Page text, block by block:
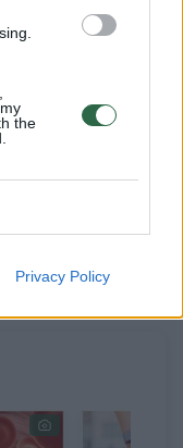
the
Privacy Policy
kad problema
lygis
l, vyrams –
yra 15–
l. Vis dėlto,
gerai ir
feritino
ties normų